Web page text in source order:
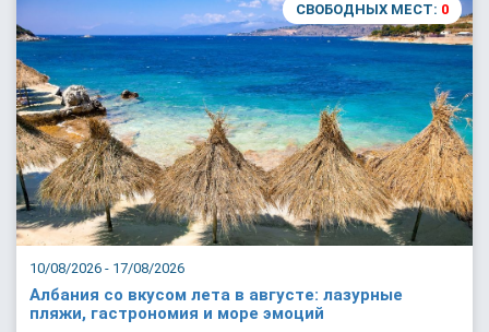
10/08/2026 - 17/08/2026
СВОБОДНЫХ МЕСТ: 0
Албания со вкусом лета в августе: лазурные
пляжи, гастрономия и море эмоций